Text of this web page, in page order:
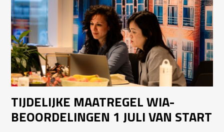
TIJDELIJKE MAATREGEL WIA-
BEOORDELINGEN 1 JULI VAN START